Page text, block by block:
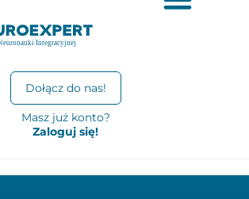
Dołącz do nas!
Masz już konto?
Zaloguj się!